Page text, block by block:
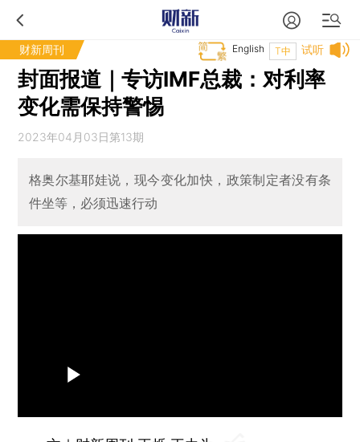
财新周刊 试听
T中
English
封面报道｜专访IMF总裁：对利率
变化需保持警惕
2023年04月03日第13期
格奥尔基耶娃说，现今变化加快，政策制定者没有条
件坐等，必须迅速行动